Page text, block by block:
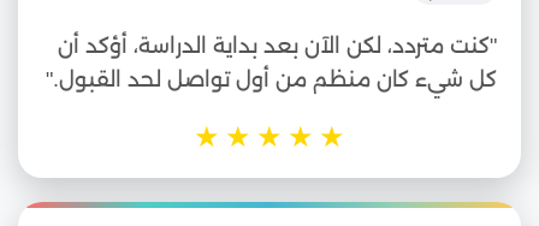
"كنت متردد، لكن الآن بعد بداية الدراسة، أؤكد أن
كل شيء كان منظم من أول تواصل لحد القبول."
★
★
★
★
★